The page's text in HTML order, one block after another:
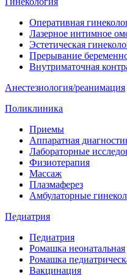
Оперативная
Лазерное интимное
Эстетическая
Прерывание
Внутриматочная
Анестезиология/реанимация
Поликлиника
Приемы
Аппаратная
Лабораторные
Физиотерапия
Массаж
Плазмаферез
Амбулаторные
Педиатрия
Педиатрия
Ромашка неонатальная
Ромашка
Вакцинация